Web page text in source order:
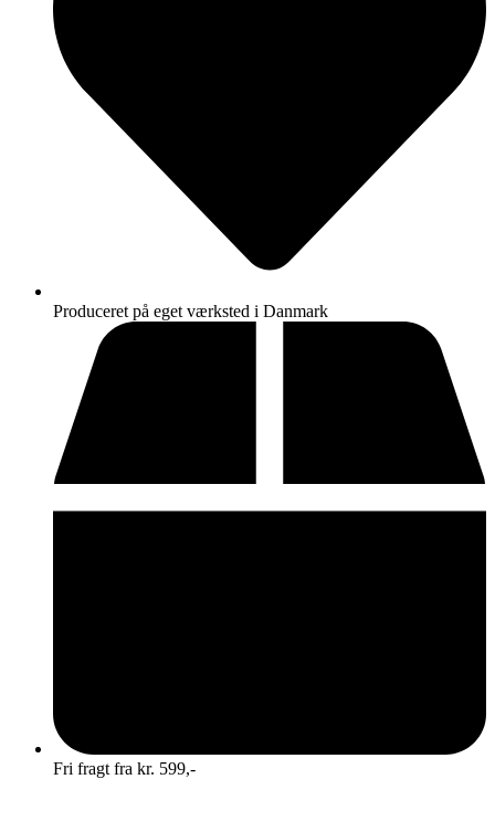
Produceret på eget værksted i Danmark
Fri fragt fra kr. 599,-